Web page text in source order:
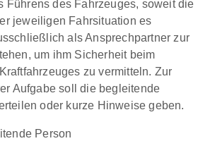
Führens des Fahrzeuges, soweit die
jeweiligen Fahrsituation es
als Ansprechpartner zur
um ihm Sicherheit beim
zu vermitteln. Zur
Aufgabe soll die begleitende
oder kurze Hinweise geben.
Person